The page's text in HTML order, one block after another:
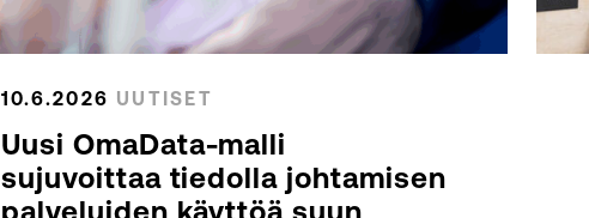
10.6.2026 UUTISET
Uusi OmaData-malli
sujuvoittaa tiedolla johtamisen
palveluiden käyttöä suun